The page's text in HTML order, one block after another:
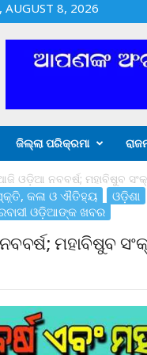
AUGUST 8, 2026
ଜିଲ୍ଲା ପରିକ୍ରମା
ଓଡ଼ିଆ ନବବର୍ଷ; ମହାବିଷୁବ
କଳା ଓ ଐତିହ୍ୟ ଓଡ଼ିଶା
ଓଡ଼ିଆଙ୍କ ଖବର
ମହାବିଷୁବ